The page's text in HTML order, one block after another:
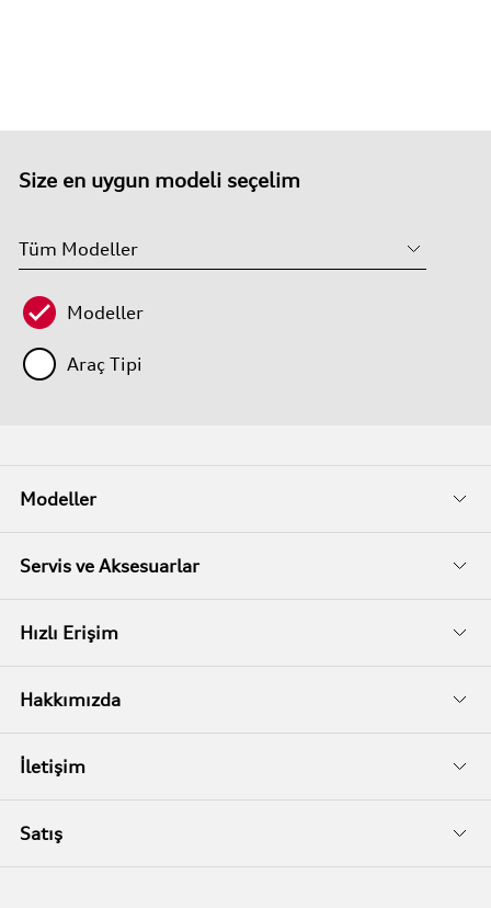
Size en uygun modeli seçelim
Modeller
Araç Tipi
Modeller
Fiyat Listeleri
Kampanyalar
Servis ve Aksesuarlar
Audi Garanti
Audi Kasko
Audi Garanti Plus
Serviste Prestijin 7 Prensibi
Hızlı Erişim
Servis Randevusu
Hakkımızda
Biz Kimiz?
İletişim
İletişim Bilgileri
Satış